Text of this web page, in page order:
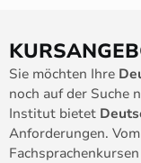
Sie möchten Ihre
noch auf der Suche
Institut bietet
Anforderungen.